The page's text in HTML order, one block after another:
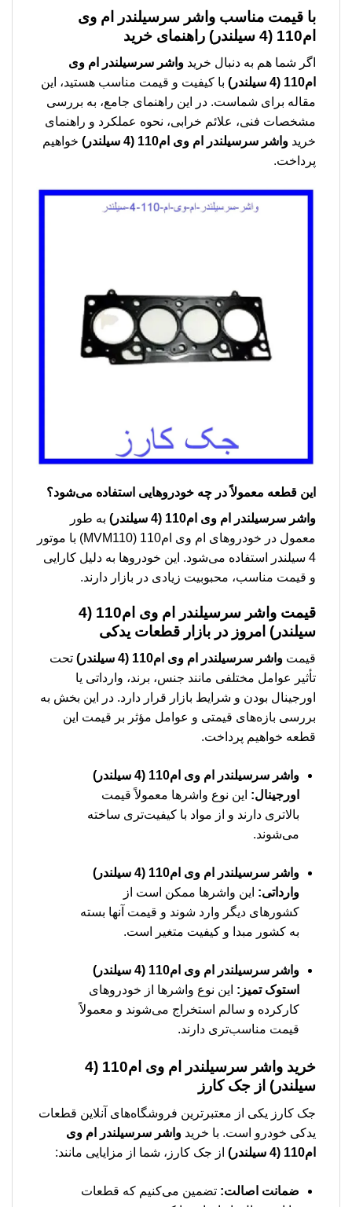
با قیمت مناسب واشر سرسیلندر ام وی
ام110 (4 سیلندر)
راهنمای خرید
اگر شما هم به دنبال خرید واشر سرسیلندر ام وی
ام110 (4 سیلندر)
با کیفیت و قیمت مناسب هستید، این
مقاله برای شماست. در این راهنمای جامع، به بررسی
مشخصات فنی، علائم خرابی، نحوه عملکرد و راهنمای
خرید واشر سرسیلندر ام وی ام110 (4 سیلندر)
خواهیم
پرداخت.
این قطعه معمولاً در چه خودروهایی استفاده می‌شود؟
واشر سرسیلندر ام وی ام110 (4 سیلندر)
به طور
معمول در خودروهای ام وی ام110 (MVM110) با موتور
4 سیلندر استفاده می‌شود. این خودروها به دلیل کارایی
و قیمت مناسب، محبوبیت زیادی در بازار دارند.
قیمت
واشر سرسیلندر ام وی ام110 (4
سیلندر) امروز در بازار قطعات یدکی
قیمت واشر سرسیلندر ام وی ام110 (4 سیلندر)
تحت
تأثیر عوامل مختلفی مانند جنس، برند، وارداتی یا
اورجینال بودن و شرایط بازار قرار دارد. در این بخش به
بررسی بازه‌های قیمتی و عوامل مؤثر بر قیمت این
قطعه خواهیم پرداخت.
واشر سرسیلندر ام وی ام110 (4 سیلندر)
اورجینال: این نوع واشرها معمولاً قیمت
بالاتری دارند و از مواد با کیفیت‌تری ساخته
می‌شوند.
واشر سرسیلندر ام وی ام110 (4 سیلندر)
وارداتی: این واشرها ممکن است از
کشورهای دیگر وارد شوند و قیمت آنها بسته
به کشور مبدا و کیفیت متغیر است.
واشر سرسیلندر ام وی ام110 (4 سیلندر)
استوک تمیز: این نوع واشرها از خودروهای
کارکرده و سالم استخراج می‌شوند و معمولاً
قیمت مناسب‌تری دارند.
خرید
واشر سرسیلندر ام وی ام110 (4
سیلندر) از جک کارز
جک کارز یکی از معتبرترین فروشگاه‌های آنلاین قطعات
یدکی خودرو است. با خرید واشر سرسیلندر ام وی
ام110 (4 سیلندر)
از جک کارز، شما از مزایایی مانند:
ضمانت اصالت: تضمین می‌کنیم که قطعات